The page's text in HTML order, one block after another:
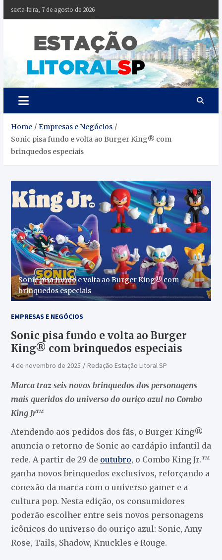
sexta-feira, 7 de agosto de 2026
Litoral
Notícias da
Baixada Santista
Home
Empresas e Negócios
Sonic pisa fundo e volta ao Burger King® com
brinquedos especiais
Sonic pisa fundo e volta ao Burger King® com
brinquedos especiais
EMPRESAS E NEGÓCIOS
Sonic pisa fundo e volta ao Burger
King® com brinquedos especiais
4 de novembro de 2025 Redação Estação Litoral SP
Marca traz seis novos brinquedos dos personagens
mais queridos do universo do ouriço azul no Combo
King Jr™
Atendendo aos pedidos dos fãs, o Burger King®
anuncia o retorno de Sonic ao cardápio infantil da
rede. A partir de 29 de outubro, o Combo King Jr.™
ganha novos brinquedos exclusivos, reforçando a
conexão da marca com o universo gamer e a
cultura pop. Nesta edição, os consumidores
poderão escolher entre seis novos personagens
icônicos do universo do ouriço azul: Sonic, Amy
Rose, Tails, Shadow, Knuckles e Rouge.